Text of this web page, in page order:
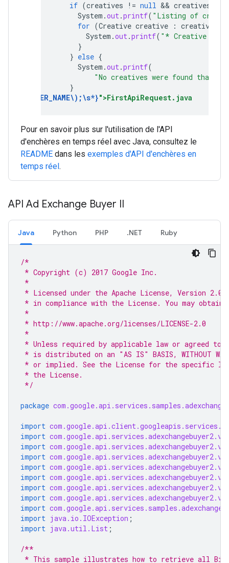
if (creatives != null && creatives
System .out.printf( "Listing of
for (Creative creative : creatives
System .out.printf( "* Creative
}
} else {
System .out.printf(
"No creatives were found that
}
BUYER_NAME\);\s*}">FirstApiRequest.java
Pour en savoir plus sur l'utilisation de l'API
d'enchères en temps réel avec Java, consultez le
README dans les exemples d'API d'enchères en
temps réel.
API Ad Exchange Buyer II
Java Python PHP .NET Ruby
/*
* Copyright (c) 2017 Google Inc.
*
* Licensed under the Apache License, Version
* in compliance with the License. You may
*
* http://www.apache.org/licenses/LICENSE-2.0
*
* Unless required by applicable law or agreed
* is distributed on an "AS IS" BASIS, WITHOUT
* or implied. See the License for the specific
* the License.
*/
package
import
import
import
import
import
import
import
import
import
import java.io.IOException ;
import java.util.List ;
/**
* This sample illustrates how to retrieve all